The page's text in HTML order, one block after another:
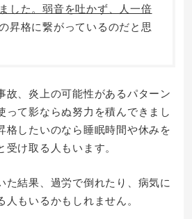
した。弱音を吐かず、人一倍
昇格に繋がっているのだと思
故、炎上の可能性があるパターン
って影ならぬ努力を積んできまし
格したいのなら睡眠時間や休みを
け取る人もいます。
た結果、過労で倒れたり、病気に
もいるかもしれません。